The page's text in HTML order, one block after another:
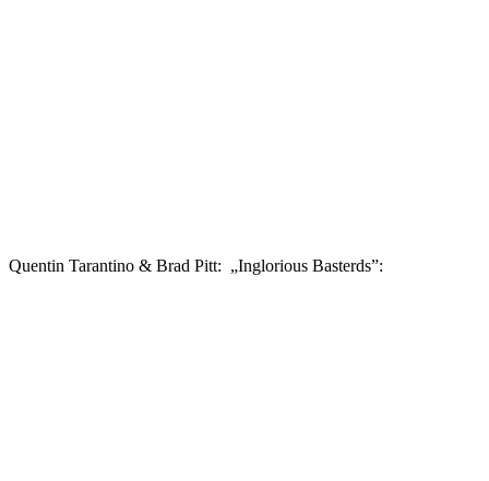
Quentin Tarantino & Brad Pitt: „Inglorious Basterds”: